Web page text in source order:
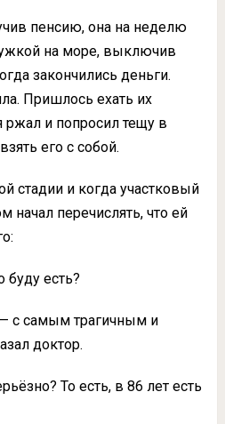
пенсию, она на неделю
на море, выключив
закончились деньги.
Пришлось ехать их
ржал и попросил тещу в
его с собой.
стадии и когда участковый
начал перечислять, что ей
буду есть?
с самым трагичным и
доктор.
То есть, в 86 лет есть